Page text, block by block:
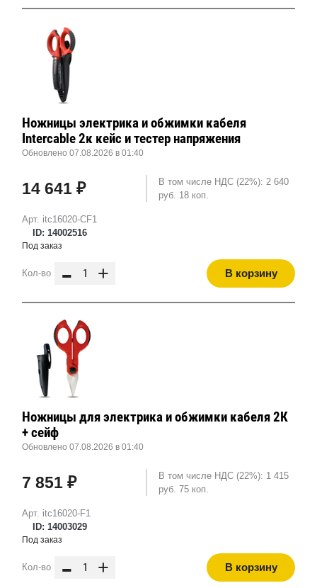
Арт. itc16020-CF1
ID: 14002516
Ножницы электрика и обжимки кабеля
Intercable 2к кейс и тестер напряжения
Обновлено 07.08.2026 в 01:40
14 641 ₽
В том числе НДС (22%): 2 640
руб. 18 коп.
Под заказ
Кол-во - + В корзину
Арт. itc16020-F1
ID: 14003029
Ножницы для электрика и обжимки кабеля 2К
+ сейф
Обновлено 07.08.2026 в 01:40
7 851 ₽
В том числе НДС (22%): 1 415
руб. 75 коп.
Под заказ
Кол-во - + В корзину